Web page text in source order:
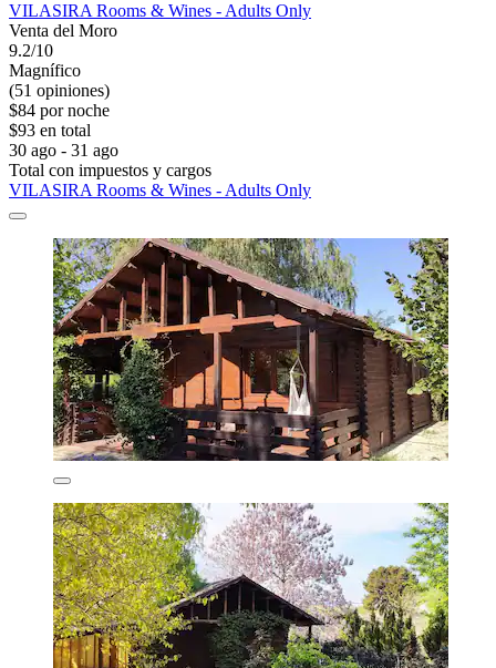
VILASIRA Rooms & Wines - Adults Only
Venta del Moro
9.2/10
Magnífico
(51 opiniones)
$84 por noche
$93 en total
30 ago - 31 ago
Total con impuestos y cargos
VILASIRA Rooms & Wines - Adults Only